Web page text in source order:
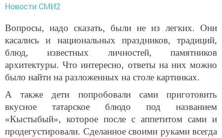
Новости СМИ2
Вопросы, надо сказать, были не из легких. Они
касались и национальных праздников, традиций,
блюд, известных личностей, памятников
архитектуры. Что интересно, ответы на них можно
было найти на разложенных на столе картинках.
А также дети попробовали сами приготовить
вкусное татарское блюдо под названием
«Кыстыбый», которое после с аппетитом сами и
продегустировали. Сделанное своими руками всегда